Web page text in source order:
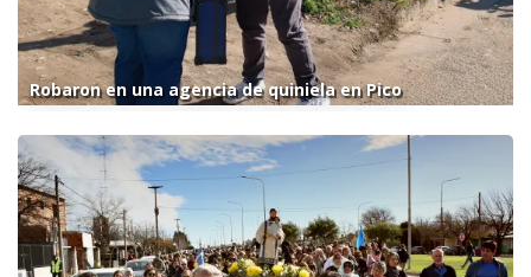
Robaron en una agencia de quiniela en Pico